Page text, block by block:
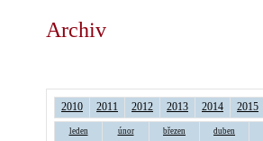
Archiv
2010 2011 2012 2013 2014 2015
leden únor březen duben